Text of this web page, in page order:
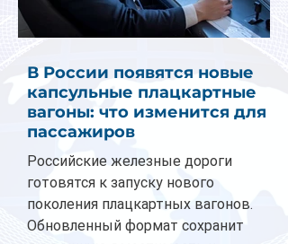
В России появятся новые
капсульные плацкартные
вагоны: что изменится для
пассажиров
Российские железные дороги
готовятся к запуску нового
поколения плацкартных вагонов.
Обновленный формат сохранит